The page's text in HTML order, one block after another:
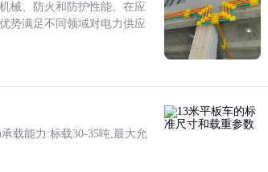
械、防火和防护性能。在应
势满足不同领域对电力供应
载能力:标载30-35吨,最大允